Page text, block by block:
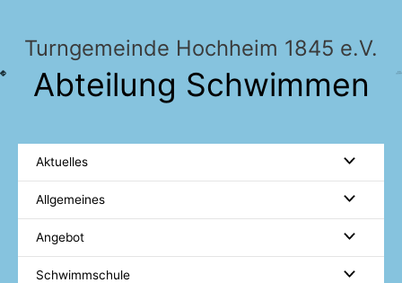
springenTurngemeinde Hochheim 1845 e.V.
Abteilung Schwimmen
Aktuelles
Allgemeines
Angebot
Schwimmschule